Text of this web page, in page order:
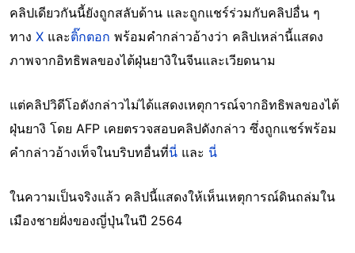
คลิปเดียวกันนี้ยังถูกสลับด้าน และถูกแชร์ร่วมกับคลิปอื่น ๆ
ทาง X และติ๊กตอก พร้อมคำกล่าวอ้างว่า คลิปเหล่านี้แสดง
ภาพจากอิทธิพลของไต้ฝุ่นยางิในจีนและเวียดนาม
แต่คลิปวิดีโอดังกล่าวไม่ได้แสดงเหตุการณ์จากอิทธิพลของไต้
ฝุ่นยางิ โดย AFP เคยตรวจสอบคลิปดังกล่าว ซึ่งถูกแชร์พร้อม
คำกล่าวอ้างเท็จในบริบทอื่นที่นี่ และ นี่
ในความเป็นจริงแล้ว คลิปนี้แสดงให้เห็นเหตุการณ์ดินถล่มใน
เมืองชายฝั่งของญี่ปุ่นในปี 2564